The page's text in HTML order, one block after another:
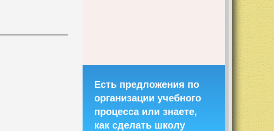
Есть предложения по
организации учебного
процесса или знаете,
как сделать школу